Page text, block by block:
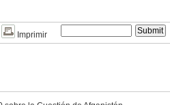
Imprimir